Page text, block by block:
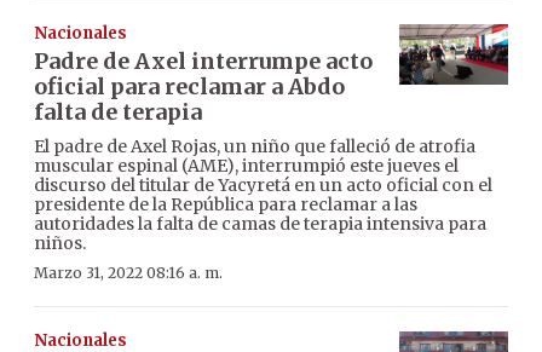
Nacionales
Padre de Axel interrumpe acto
oficial para reclamar a Abdo
falta de terapia
El padre de Axel Rojas, un niño que falleció de atrofia
muscular espinal (AME), interrumpió este jueves el
discurso del titular de Yacyretá en un acto oficial con el
presidente de la República para reclamar a las
autoridades la falta de camas de terapia intensiva para
niños.
Marzo 31, 2022 08:16 a. m.
Nacionales